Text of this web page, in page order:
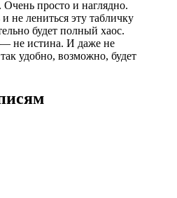
просто и наглядно.
не лениться эту табличку
будет полный хаос.
— не истина. И даже не
удобно, возможно, будет